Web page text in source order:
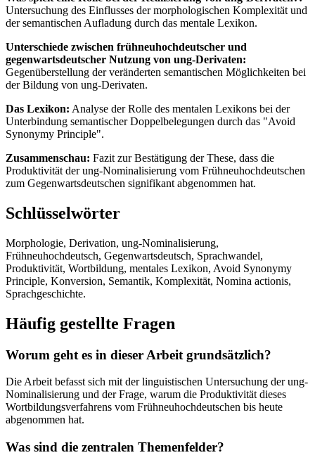
Untersuchung des Einflusses der morphologischen Komplexität und
der semantischen Aufladung durch das mentale Lexikon.
Unterschiede zwischen frühneuhochdeutscher und
gegenwartsdeutscher Nutzung von ung-Derivaten:
Gegenüberstellung der veränderten semantischen Möglichkeiten bei
der Bildung von ung-Derivaten.
Das Lexikon: Analyse der Rolle des mentalen Lexikons bei der
Unterbindung semantischer Doppelbelegungen durch das "Avoid
Synonymy Principle".
Zusammenschau: Fazit zur Bestätigung der These, dass die
Produktivität der ung-Nominalisierung vom Frühneuhochdeutschen
zum Gegenwartsdeutschen signifikant abgenommen hat.
Schlüsselwörter
Morphologie, Derivation, ung-Nominalisierung,
Frühneuhochdeutsch, Gegenwartsdeutsch, Sprachwandel,
Produktivität, Wortbildung, mentales Lexikon, Avoid Synonymy
Principle, Konversion, Semantik, Komplexität, Nomina actionis,
Sprachgeschichte.
Häufig gestellte Fragen
Worum geht es in dieser Arbeit grundsätzlich?
Die Arbeit befasst sich mit der linguistischen Untersuchung der ung-
Nominalisierung und der Frage, warum die Produktivität dieses
Wortbildungsverfahrens vom Frühneuhochdeutschen bis heute
abgenommen hat.
Was sind die zentralen Themenfelder?